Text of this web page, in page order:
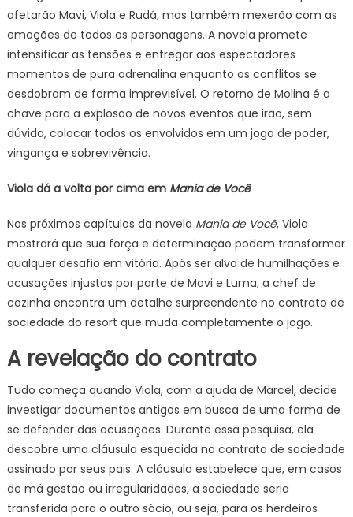
afetarão Mavi, Viola e Rudá, mas também mexerão com as
emoções de todos os personagens. A novela promete
intensificar as tensões e entregar aos espectadores
momentos de pura adrenalina enquanto os conflitos se
desdobram de forma imprevisível. O retorno de Molina é a
chave para a explosão de novos eventos que irão, sem
dúvida, colocar todos os envolvidos em um jogo de poder,
vingança e sobrevivência.
Viola dá a volta por cima em Mania de Você
Nos próximos capítulos da novela Mania de Você, Viola
mostrará que sua força e determinação podem transformar
qualquer desafio em vitória. Após ser alvo de humilhações e
acusações injustas por parte de Mavi e Luma, a chef de
cozinha encontra um detalhe surpreendente no contrato de
sociedade do resort que muda completamente o jogo.
A revelação do contrato
Tudo começa quando Viola, com a ajuda de Marcel, decide
investigar documentos antigos em busca de uma forma de
se defender das acusações. Durante essa pesquisa, ela
descobre uma cláusula esquecida no contrato de sociedade
assinado por seus pais. A cláusula estabelece que, em casos
de má gestão ou irregularidades, a sociedade seria
transferida para o outro sócio, ou seja, para os herdeiros